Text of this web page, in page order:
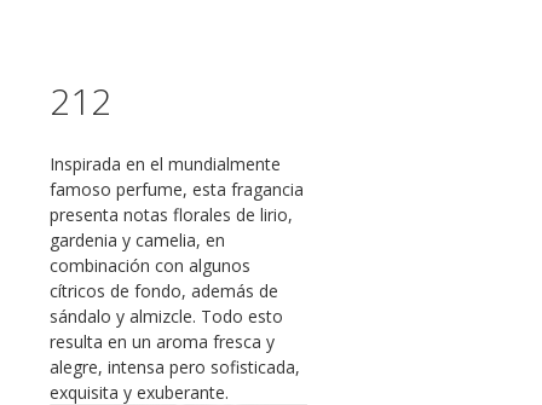
212
Inspirada en el mundialmente
famoso perfume, esta fragancia
presenta notas florales de lirio,
gardenia y camelia, en
combinación con algunos
cítricos de fondo, además de
sándalo y almizcle. Todo esto
resulta en un aroma fresca y
alegre, intensa pero sofisticada,
exquisita y exuberante.